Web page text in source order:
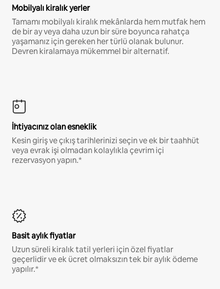
Mobilyalı kiralık yerler
Tamamı mobilyalı kiralık mekânlarda hem mutfak hem
de bir ay veya daha uzun bir süre boyunca rahatça
yaşamanız için gereken her türlü olanak bulunur.
Devren kiralamaya mükemmel bir alternatif.
İhtiyacınız olan esneklik
Kesin giriş ve çıkış tarihlerinizi seçin ve ek bir taahhüt
veya evrak işi olmadan kolaylıkla çevrim içi
rezervasyon yapın.*
Basit aylık fiyatlar
Uzun süreli kiralık tatil yerleri için özel fiyatlar
geçerlidir ve ek ücret olmaksızın tek bir aylık ödeme
yapılır.*